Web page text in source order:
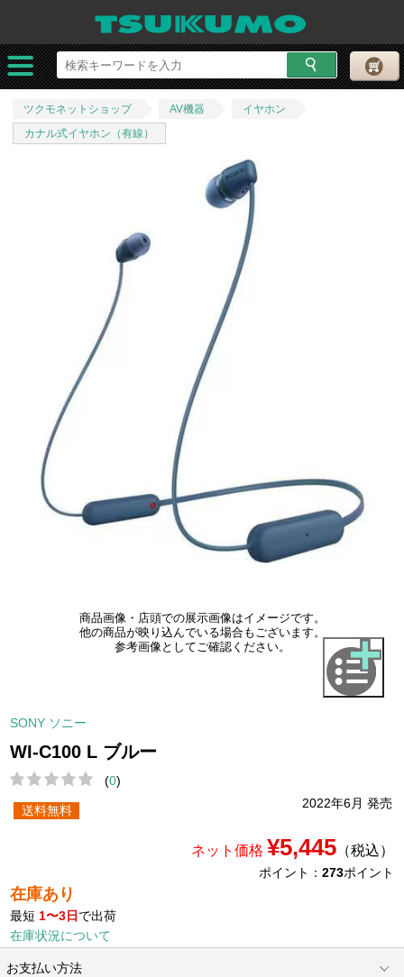
ツクモネットショップ AV機器
イヤホン
カナル式イヤホン（有線）
商品画像・店頭での展示画像はイメージです。
他の商品が映り込んでいる場合もございます。
参考画像としてご確認ください。
SONY ソニー
WI-C100 L ブルー
(0)
2022年6月 発売
送料無料
ネット価格 ¥5,445（税込）
ポイント： 273ポイント
在庫あり
最短 1〜3日 で出荷
在庫状況について
お支払い方法